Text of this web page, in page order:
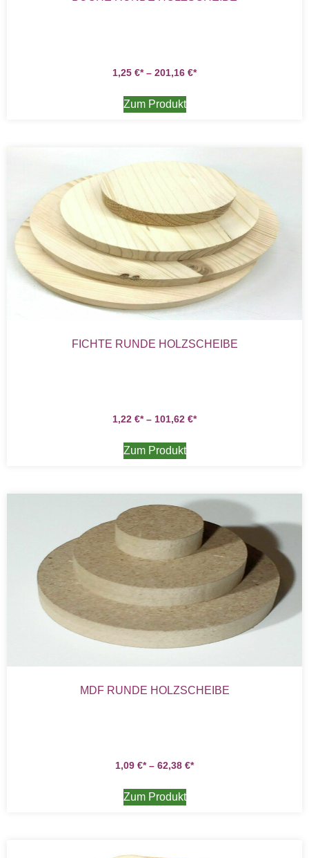
1,25 € – 201,16 €
Zum Produkt
FICHTE RUNDE HOLZSCHEIBE
1,22 € – 101,62 €
Zum Produkt
MDF RUNDE HOLZSCHEIBE
1,09 € – 62,38 €
Zum Produkt